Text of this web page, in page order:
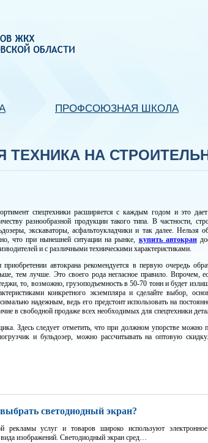
ПРОФСОЮЗНАЯ ШКОЛА
ТЕХНИКА НА
спецтехники расширяется с каждым годом и это
разнообразной продукции такого типа. В частности,
экскаваторы, асфальтоукладчики и так далее. Нельзя
что при нынешней ситуации на рынке, купить автокран
и с различными техническими характеристиками.
приобретении автокрана рекомендуется в первую очередь
тем лучше. Это своего рода негласное правило. Впрочем,
то, возможно, грузоподъемность в 50-70 тонн и будет
конкретного экземпляра и сделайте выбор,
надежным, ведь его предстоит использовать на
в свободной продаже всех необходимых для спецтехники
Здесь следует отметить, что при должном упорстве
и бульдозер, можно рассчитывать на оптовую
светодиодный экран?
рекламы услуг и товаров широко используют электронное
изображений. Светодиодный экран сред…